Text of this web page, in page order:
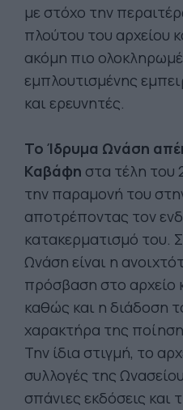
με στόχο την
πλούτου του αρχείου
ακόμη πιο
εμπλουτισμένης
και ερευνητές.
Το Ίδρυμα Ωνάση
Καβάφη στα τέλη του
την παραμονή του
αποτρέποντας τον
κατακερματισμό του.
Ωνάση είναι η
πρόσβαση στο αρχείο
καθώς και η διάδοση
χαρακτήρα της
Την ίδια στιγμή, το
συλλογές της
σπάνιες εκδόσεις και